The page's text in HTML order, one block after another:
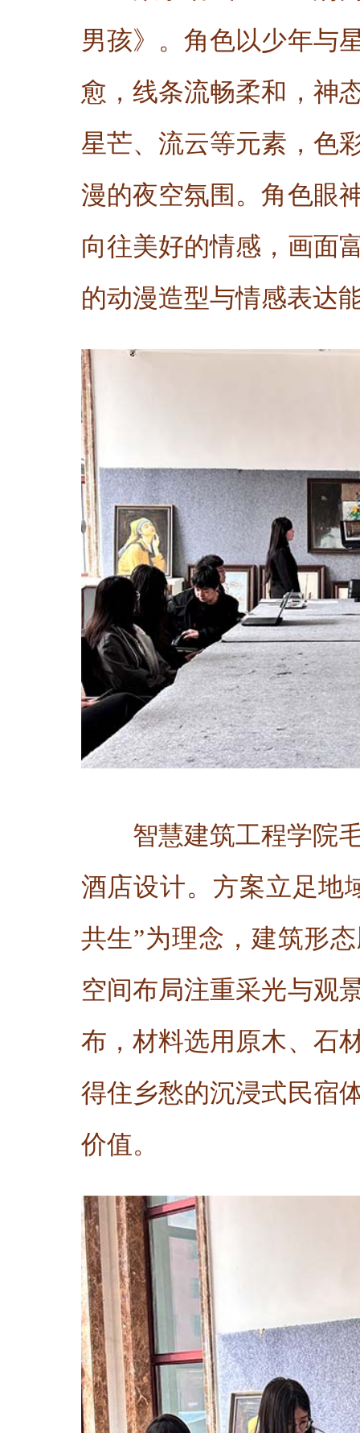
男孩》。角色以少年与
愈，线条流畅柔和，神
星芒、流云等元素，色
漫的夜空氛围。角色眼
向往美好的情感，画面
的动漫造型与情感表达
智慧建筑工程学院
酒店设计。方案立足地
共生”为理念，建筑形
空间布局注重采光与观
布，材料选用原木、石
得住乡愁的沉浸式民宿
价值。